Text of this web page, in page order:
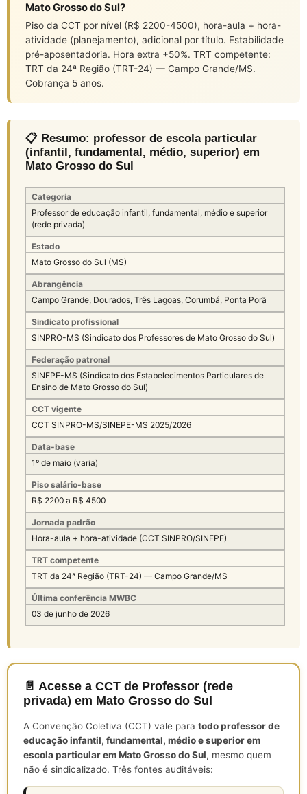
Mato Grosso do Sul?
Piso da CCT por nível (R$ 2200-4500), hora-aula + hora-
atividade (planejamento), adicional por título. Estabilidade
pré-aposentadoria. Hora extra +50%. TRT competente:
TRT da 24ª Região (TRT-24) — Campo Grande/MS.
Cobrança 5 anos.
📋 Resumo: professor de escola particular
(infantil, fundamental, médio, superior) em
Mato Grosso do Sul
Categoria
Professor de educação infantil, fundamental, médio e superior
(rede privada)
Estado
Mato Grosso do Sul (MS)
Abrangência
Campo Grande, Dourados, Três Lagoas, Corumbá, Ponta Porã
Sindicato profissional
SINPRO-MS (Sindicato dos Professores de Mato Grosso do Sul)
Federação patronal
SINEPE-MS (Sindicato dos Estabelecimentos Particulares de
Ensino de Mato Grosso do Sul)
CCT vigente
CCT SINPRO-MS/SINEPE-MS 2025/2026
Data-base
1º de maio (varia)
Piso salário-base
R$ 2200 a R$ 4500
Jornada padrão
Hora-aula + hora-atividade (CCT SINPRO/SINEPE)
TRT competente
TRT da 24ª Região (TRT-24) — Campo Grande/MS
Última conferência MWBC
03 de junho de 2026
📄 Acesse a CCT de Professor (rede
privada) em Mato Grosso do Sul
A Convenção Coletiva (CCT) vale para todo professor de
educação infantil, fundamental, médio e superior em
escola particular em Mato Grosso do Sul, mesmo quem
não é sindicalizado. Três fontes auditáveis: